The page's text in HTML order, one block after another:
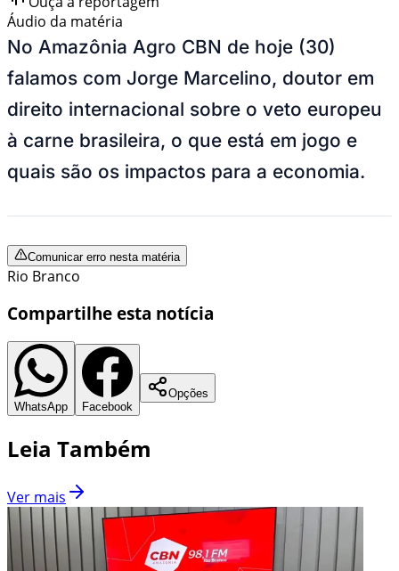
Áudio da matéria
No Amazônia Agro CBN de hoje (30)
falamos com Jorge Marcelino, doutor em
direito internacional sobre o veto europeu
à carne brasileira, o que está em jogo e
quais são os impactos para a economia.
Comunicar erro nesta matéria
Rio Branco
Compartilhe esta notícia
WhatsApp Facebook
Opções
Leia Também
Ver mais